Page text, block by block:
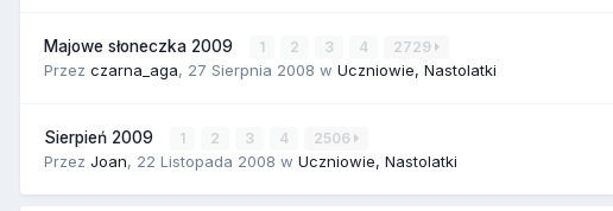
Majowe słoneczka 2009 1 2 3 4 2729
Przez czarna_aga, 27 Sierpnia 2008 w Uczniowie, Nastolatki
Sierpień 2009 1 2 3 4 2506
Przez Joan, 22 Listopada 2008 w Uczniowie, Nastolatki